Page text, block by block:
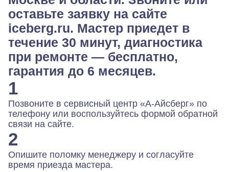
оставьте заявку на сайте
iceberg.ru. Мастер приедет в
течение 30 минут, диагностика
при ремонте — бесплатно,
гарантия до 6 месяцев.
1
Позвоните в сервисный центр «А-Айсберг» по
телефону или воспользуйтесь формой обратной
связи на сайте.
2
Опишите поломку менеджеру и согласуйте
время приезда мастера.